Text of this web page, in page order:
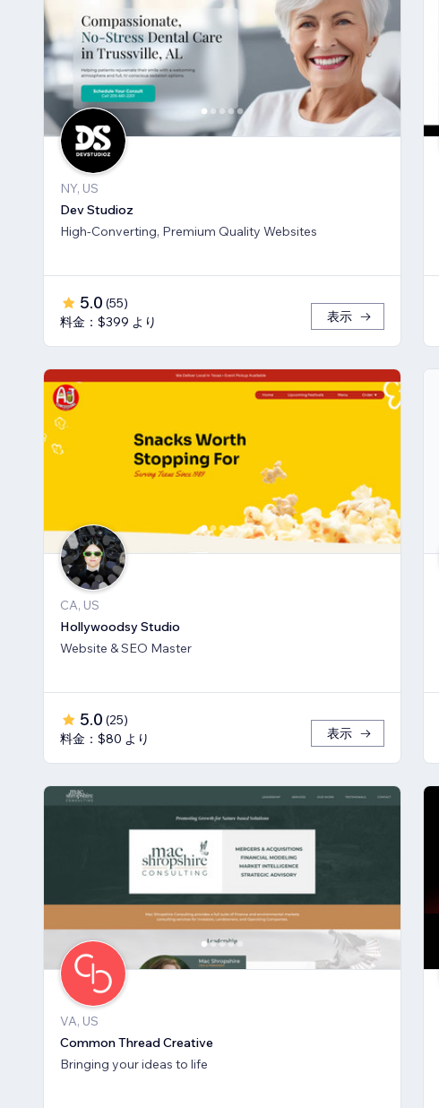
NY, US
Dev Studioz
High-Converting, Premium Quality Websites
5.0 (55)
料金：$399 より
表示
CA, US
Hollywoodsy Studio
Website & SEO Master
5.0 (25)
料金：$80 より
表示
VA, US
Common Thread Creative
Bringing your ideas to life